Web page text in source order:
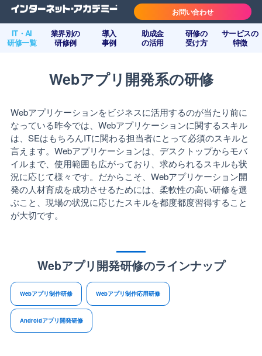
IT・AI
研修一覧
業界別の
研修例
導入
事例
助成金
の活用
研修の
受け方
サービスの
特徴
お問い合わせ
Webアプリ開発系の研修
Webアプリケーションをビジネスに活用するのが当たり前に
なっている昨今では、Webアプリケーションに関するスキル
は、SEはもちろんITに関わる担当者にとって必須のスキルと
言えます。Webアプリケーションは、デスクトップからモバ
イルまで、使用範囲も広がっており、求められるスキルも状
況に応じて様々です。だからこそ、Webアプリケーション開
発の人材育成を成功させるためには、柔軟性の高い研修を選
ぶこと、現場の状況に応じたスキルを都度都度習得すること
が大切です。
Webアプリ開発研修のラインナップ
Webアプリ制作研修 Webアプリ制作応用研修
Androidアプリ開発研修